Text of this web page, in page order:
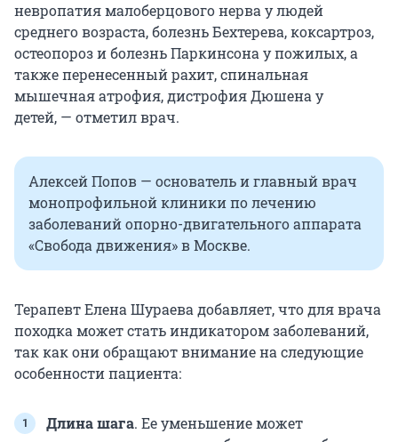
невропатия малоберцового нерва у людей
среднего возраста, болезнь Бехтерева, коксартроз,
остеопороз и болезнь Паркинсона у пожилых, а
также перенесенный рахит, спинальная
мышечная атрофия, дистрофия Дюшена у
детей, — отметил врач.
Алексей Попов — основатель и главный врач
монопрофильной клиники по лечению
заболеваний опорно-двигательного аппарата
«Свобода движения» в Москве.
Терапевт Елена Шураева добавляет, что для врача
походка может стать индикатором заболеваний,
так как они обращают внимание на следующие
особенности пациента:
Длина шага. Ее уменьшение может